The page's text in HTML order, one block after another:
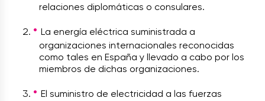
relaciones diplomáticas o consulares.
La energía eléctrica suministrada a
organizaciones internacionales reconocidas
como tales en España y llevado a cabo por los
miembros de dichas organizaciones.
El suministro de electricidad a las fuerzas